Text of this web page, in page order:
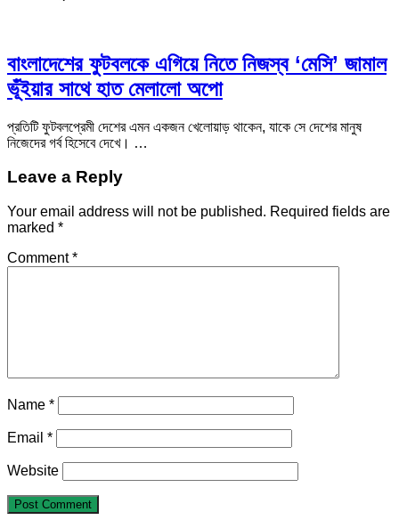
বাংলাদেশের ফুটবলকে এগিয়ে নিতে নিজস্ব ‘মেসি’ জামাল
ভূঁইয়ার সাথে হাত মেলালো অপো
প্রতিটি ফুটবলপ্রেমী দেশের এমন একজন খেলোয়াড় থাকেন, যাকে সে দেশের মানুষ
নিজেদের গর্ব হিসেবে দেখে। …
Leave a Reply
Your email address will not be published. Required fields are
marked *
Comment*
Name *
Email *
Website